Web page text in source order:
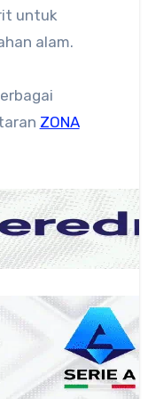
untuk
alam.
ZONA